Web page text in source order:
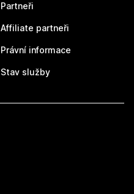
Partneři
Affiliate partneři
Právní informace
Stav služby